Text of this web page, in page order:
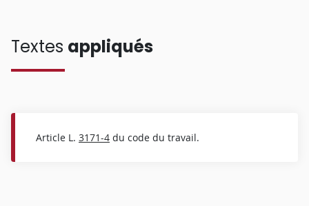
Textes appliqués
Article L. 3171-4 du code du travail.